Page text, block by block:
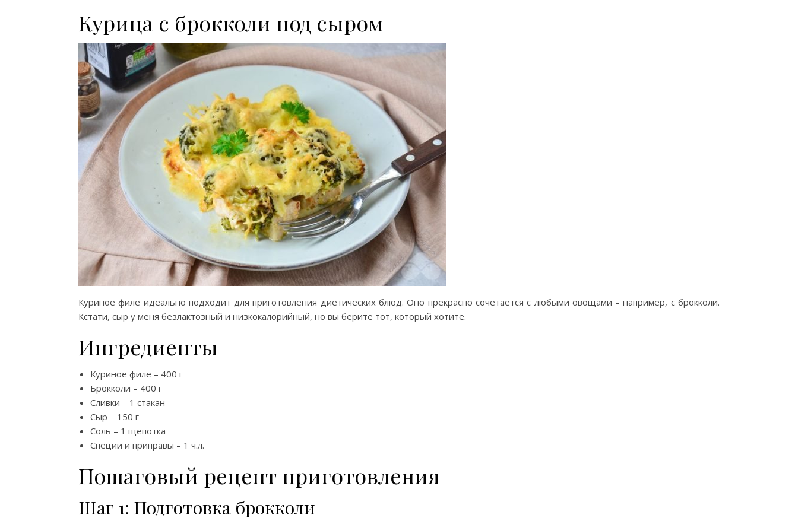
Курица с брокколи под сыром
Куриное филе идеально подходит для приготовления диетических блюд. Оно прекрасно сочетается с любыми овощами – например, с брокколи.
Кстати, сыр у меня безлактозный и низкокалорийный, но вы берите тот, который хотите.
Ингредиенты
Куриное филе – 400 г
Брокколи – 400 г
Сливки – 1 стакан
Сыр – 150 г
Соль – 1 щепотка
Специи и приправы – 1 ч.л.
Пошаговый рецепт приготовления
Шаг 1: Подготовка брокколи